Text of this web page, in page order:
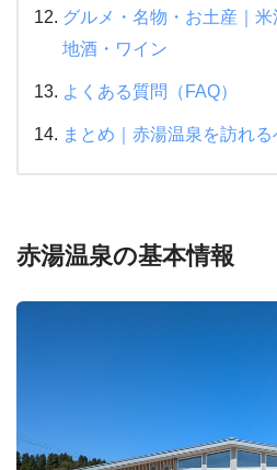
グルメ・名物・お土産｜米
地酒・ワイン
よくある質問（FAQ）
まとめ｜赤湯温泉を訪れる
赤湯温泉の基本情報